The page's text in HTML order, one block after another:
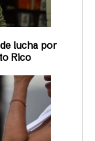
lucha por
Rico